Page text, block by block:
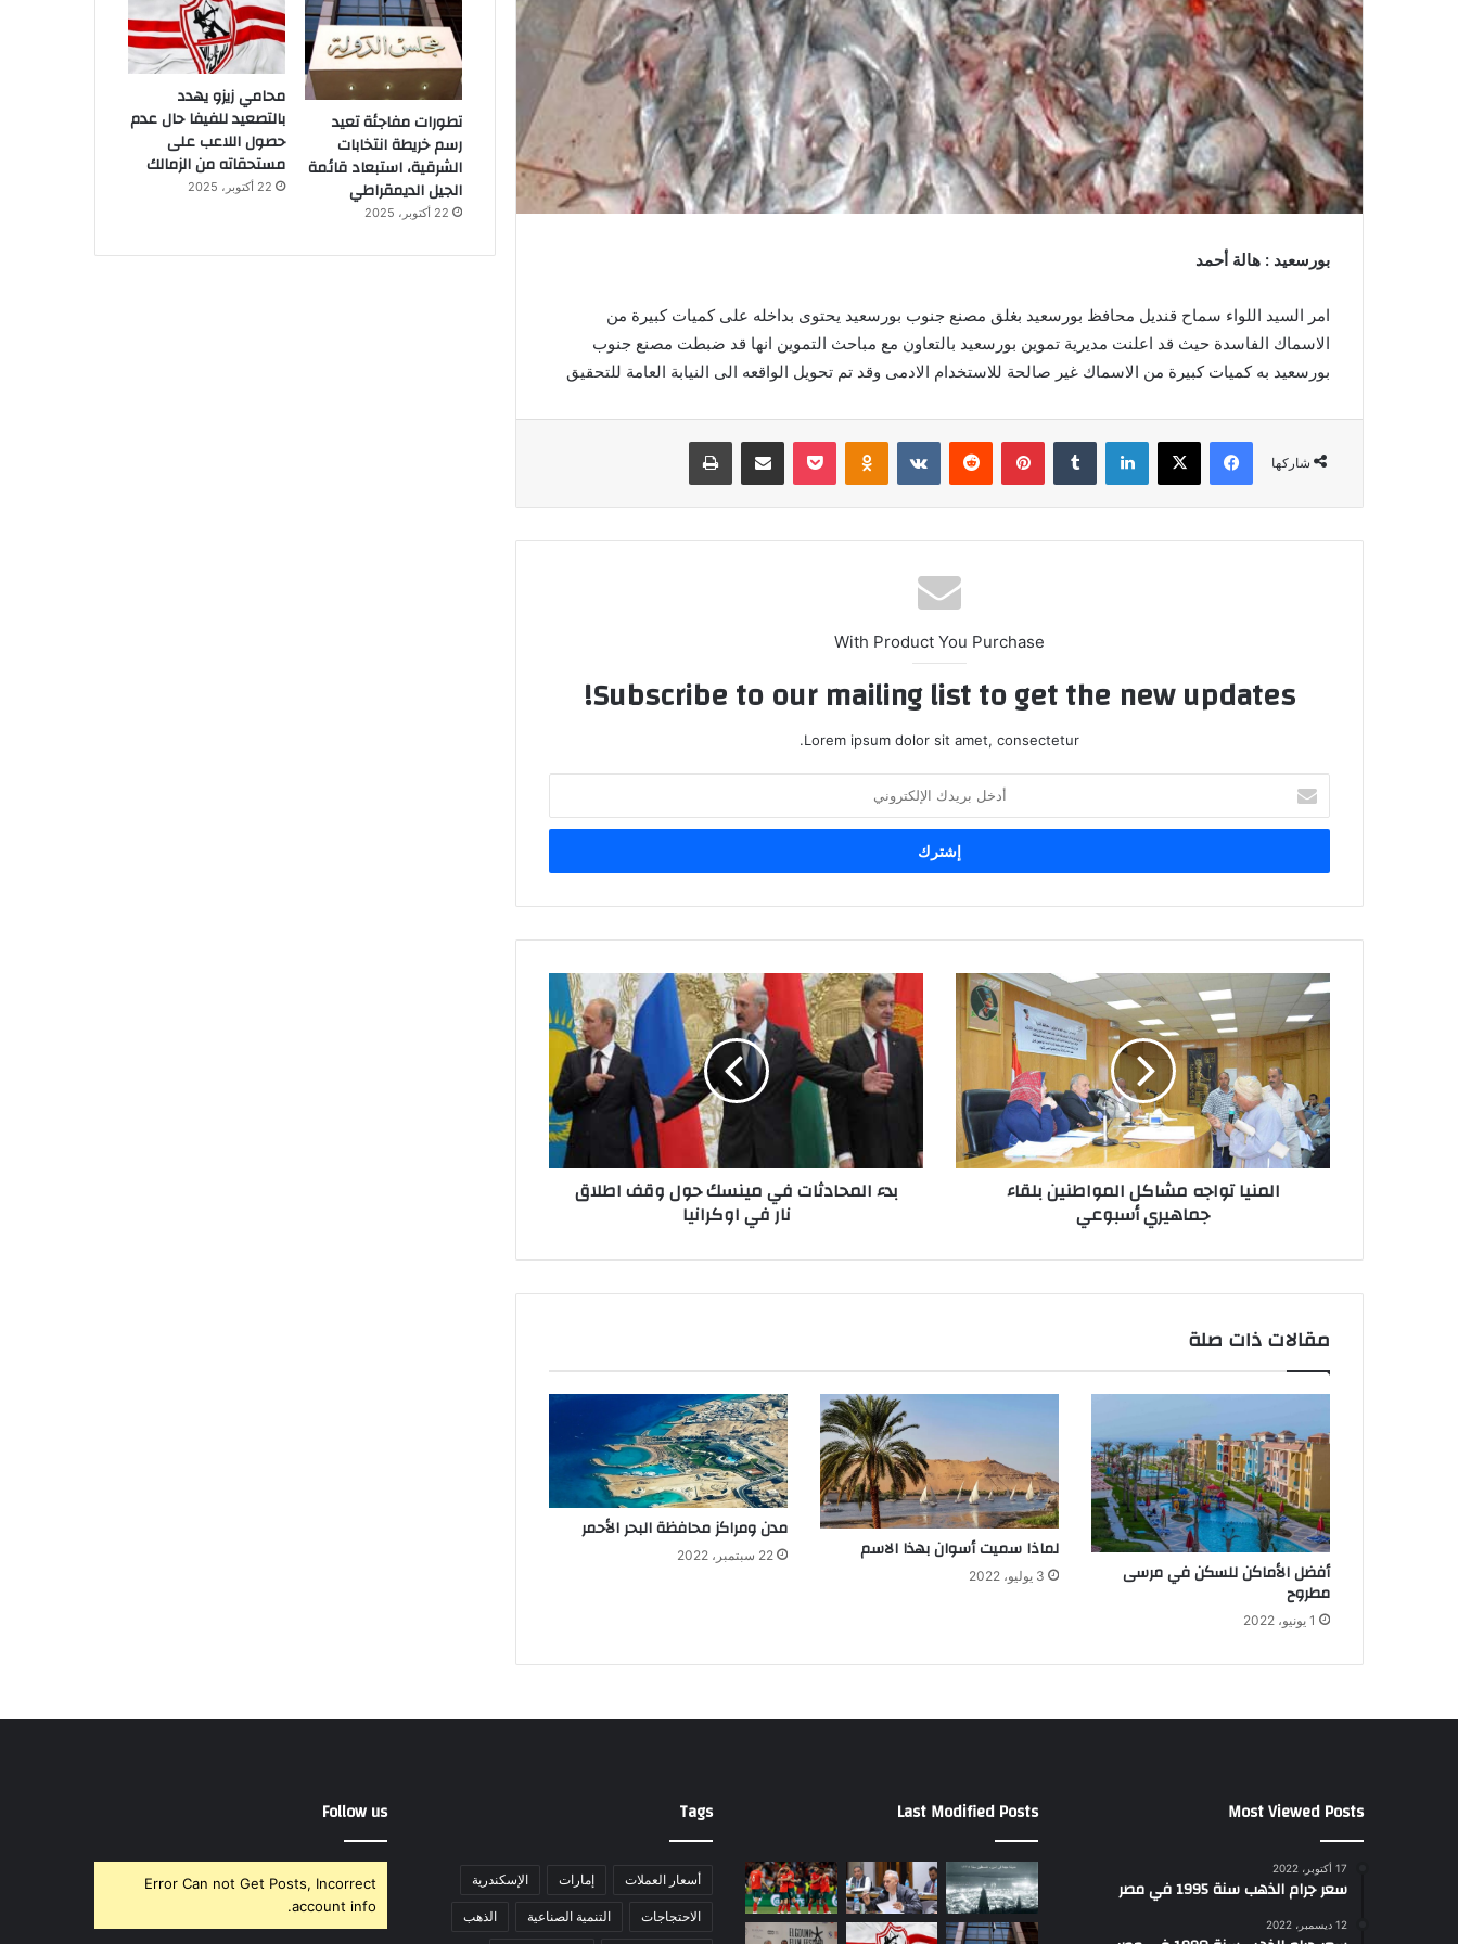
بورسعيد : هالة أحمد
امر السيد اللواء سماح قنديل محافظ بورسعيد بغلق مصنع جنوب بورسعيد يحتوى بداخله على كميات كبيرة من
الاسماك الفاسدة حيث قد اعلنت مديرية تموين بورسعيد بالتعاون مع مباحث التموين انها قد ضبطت مصنع جنوب
بورسعيد به كميات كبيرة من الاسماك غير صالحة للاستخدام الادمى وقد تم تحويل الواقعه الى النيابة العامة للتحقيق
شاركها
فيسبوك ‫X لينكدإن بينتيريست Odnoklassniki
‫Pocket مشاركة عبر البريد طباعة
With Product You Purchase
Subscribe to our mailing list to get the new updates!
Lorem ipsum dolor sit amet, consectetur.
بريدك
الإلكتروني
المنيا تواجه مشاكل المواطنين بلقاء
جماهيري أسبوعي
بدء المحادثات في مينسك حول وقف اطلاق
نار في اوكرانيا
مقالات ذات صلة
أفضل الأماكن للسكن في مرسى
مطروح
1 يونيو، 2022
لماذا سميت أسوان بهذا الاسم
3 يوليو، 2022
مدن ومراكز محافظة البحر الأحمر
22 سبتمبر، 2022
تطورات مفاجئة تعيد
رسم خريطة انتخابات
الشرقية، استبعاد قائمة
الجيل الديمقراطي
22 أكتوبر، 2025
محامي زيزو يهدد
بالتصعيد للفيفا حال عدم
حصول اللاعب على
مستحقاته من الزمالك
22 أكتوبر، 2025
Most Viewed Posts
17 أكتوبر، 2022
سعر جرام الذهب سنة 1995 في مصر
12 ديسمبر، 2022
Last Modified Posts
Tags
أسعار العملات إمارات الإسكندرية
الاحتجاجات التنمية الصناعية الذهب
Follow us
Error Can not Get Posts, Incorrect
account info.